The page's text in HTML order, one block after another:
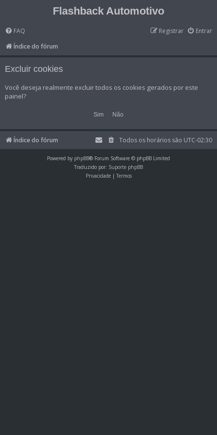
Flashback Automotivo
FAQ Entrar
Registrar
Índice do fórum
Excluir cookies
Você deseja realmente excluir todos os cookies gerados por este
painel?
Índice do fórum Todos os horários são UTC-02:30
Powered by phpBB® Forum Software © phpBB Limited
Traduzido por: Suporte phpBB
Privacidade| Termos